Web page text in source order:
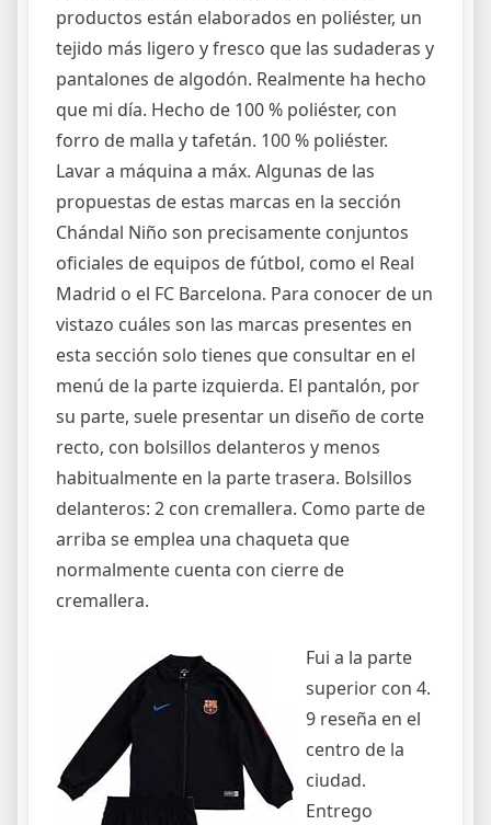
productos están elaborados en poliéster, un
tejido más ligero y fresco que las sudaderas y
pantalones de algodón. Realmente ha hecho
que mi día. Hecho de 100 % poliéster, con
forro de malla y tafetán. 100 % poliéster.
Lavar a máquina a máx. Algunas de las
propuestas de estas marcas en la sección
Chándal Niño son precisamente conjuntos
oficiales de equipos de fútbol, como el Real
Madrid o el FC Barcelona. Para conocer de un
vistazo cuáles son las marcas presentes en
esta sección solo tienes que consultar en el
menú de la parte izquierda. El pantalón, por
su parte, suele presentar un diseño de corte
recto, con bolsillos delanteros y menos
habitualmente en la parte trasera. Bolsillos
delanteros: 2 con cremallera. Como parte de
arriba se emplea una chaqueta que
normalmente cuenta con cierre de
cremallera.
Fui a la parte
superior con 4.
9 reseña en el
centro de la
ciudad.
Entrego